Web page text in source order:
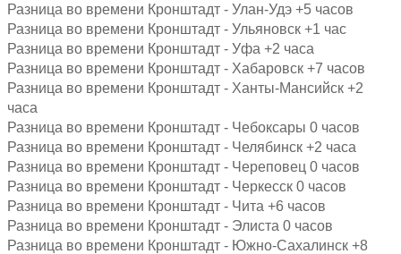
Разница во времени Кронштадт - Улан-Удэ +5 часов
Разница во времени Кронштадт - Ульяновск +1 час
Разница во времени Кронштадт - Уфа +2 часа
Разница во времени Кронштадт - Хабаровск +7 часов
Разница во времени Кронштадт - Ханты-Мансийск +2
часа
Разница во времени Кронштадт - Чебоксары 0 часов
Разница во времени Кронштадт - Челябинск +2 часа
Разница во времени Кронштадт - Череповец 0 часов
Разница во времени Кронштадт - Черкесск 0 часов
Разница во времени Кронштадт - Чита +6 часов
Разница во времени Кронштадт - Элиста 0 часов
Разница во времени Кронштадт - Южно-Сахалинск +8